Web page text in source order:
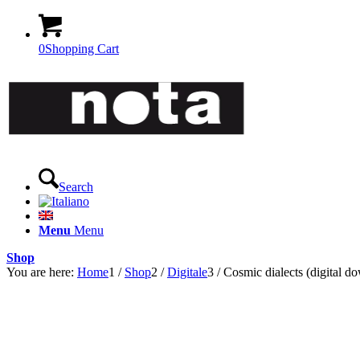
0Shopping Cart
Search
Menu Menu
Shop
You are here: Home1 / Shop2 / Digitale3 / Cosmic dialects (digital